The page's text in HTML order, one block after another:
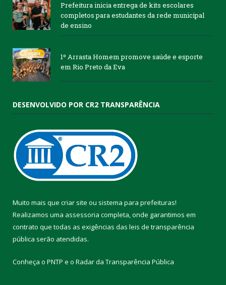
Prefeitura inicia entrega de kits escolares
completos para estudantes da rede municipal
de ensino
1º Arrasta Homem promove saúde e esporte
em Rio Preto da Eva
DESENVOLVIDO POR CR2 TRANSPARÊNCIA
Muito mais que criar site ou sistema para prefeituras!
Realizamos uma assessoria completa, onde garantimos em
contrato que todas as exigências das leis de transparência
pública serão atendidas.
Conheça o PNTP e o Radar da Transparência Pública